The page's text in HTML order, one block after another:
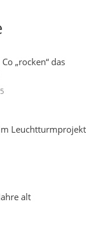
„rocken“ das
Leuchtturmprojekt
alt